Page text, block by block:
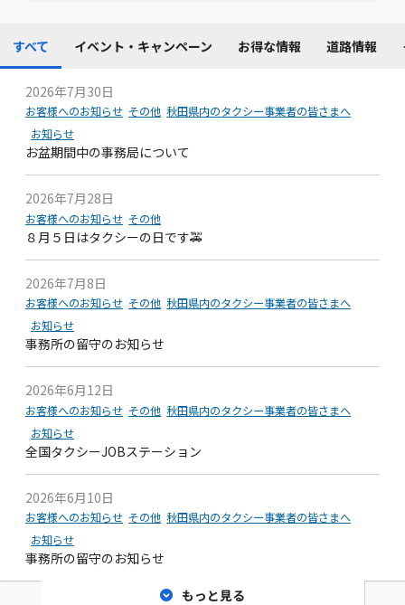
すべて イベント・キャンペーン お得な情報 道路情報
2026年7月30日
お客様へのお知らせ その他 秋田県内のタクシー事業者の皆さまへ
お知らせ
お盆期間中の事務局について
2026年7月28日
お客様へのお知らせ その他
８月５日はタクシーの日です🚕
2026年7月8日
お客様へのお知らせ その他 秋田県内のタクシー事業者の皆さまへ
お知らせ
事務所の留守のお知らせ
2026年6月12日
お客様へのお知らせ その他 秋田県内のタクシー事業者の皆さまへ
お知らせ
全国タクシーJOBステーション
2026年6月10日
お客様へのお知らせ その他 秋田県内のタクシー事業者の皆さまへ
お知らせ
事務所の留守のお知らせ
もっと見る